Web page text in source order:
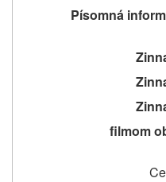
Písomná
filmom